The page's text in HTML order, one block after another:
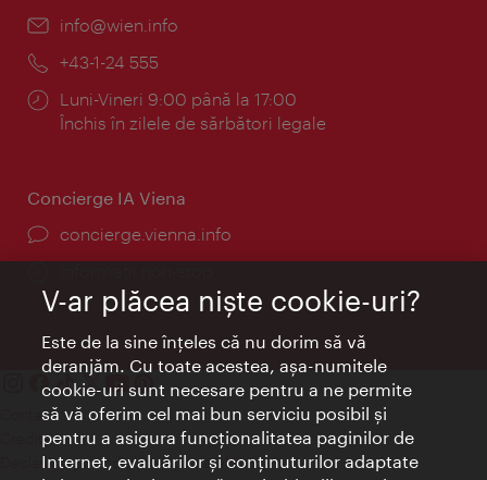
E-
info@wien.info
Telefon:
+43-1-24 555
Program:
Luni-Vineri 9:00 până la 17:00
Închis în zilele de sărbători legale
Concierge IA Viena
concierge.vienna.info
Contact
Credits
Declaraţie privind protecţia datelor
V-ar plăcea nişte cookie-uri?
Este de la sine înţeles că nu dorim să vă
deranjăm. Cu toate acestea, aşa-numitele
cookie-uri sunt necesare pentru a ne permite
să vă oferim cel mai bun serviciu posibil şi
pentru a asigura funcţionalitatea paginilor de
Internet, evaluărilor şi conţinuturilor adaptate